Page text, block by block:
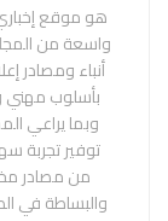
هو موقع
واسعة من
أنباء ومصادر
بأسلوب مهني
توفير تجربة
من مصادر
والبساطة في